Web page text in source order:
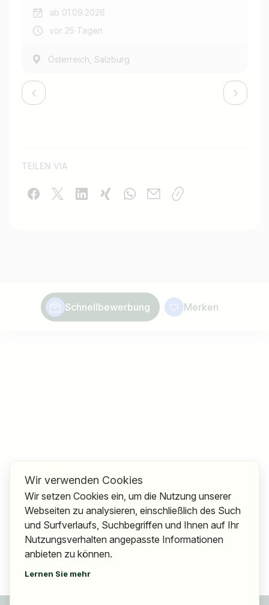
ab 01.09.2026
vor 25 Tagen
Österreich Salzburg
TEILEN VIA
Schnellbewerbung Merken
Wir verwenden Cookies
Wir setzen Cookies ein, um die Nutzung unserer
Webseiten zu analysieren, einschließlich des Such
und Surfverlaufs, Suchbegriffen und Ihnen auf Ihr
Nutzungsverhalten angepasste Informationen
anbieten zu können.
Lernen Sie mehr